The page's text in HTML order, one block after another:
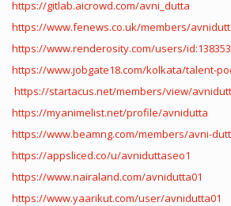
https://gitlab.aicrowd.com/avni_dutta
https://www.fenews.co.uk/members/
https://www.renderosity.com/users/
https://www.jobgate18.com/kolkata/talent-
https://startacus.net/members/view/
https://myanimelist.net/profile/avnidutta
https://www.beamng.com/members/avni-
https://appsliced.co/u/avniduttaseo1
https://www.nairaland.com/avnidutta01
https://www.yaarikut.com/user/avnidutta01